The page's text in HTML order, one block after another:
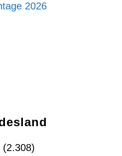
2026
(2.308)